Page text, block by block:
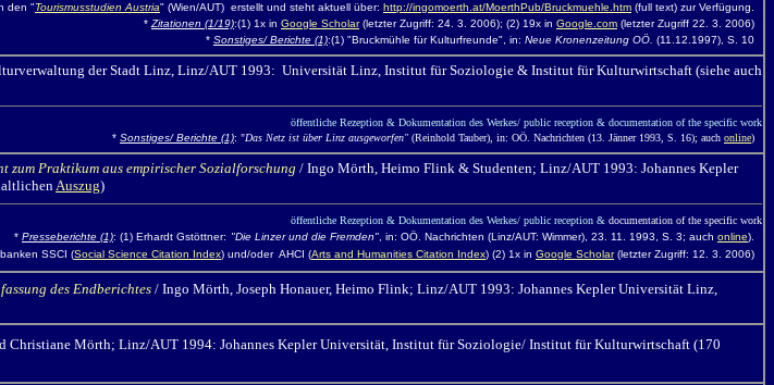
den "Tourismusstudien Austria" (Wien/AUT) erstellt und steht aktuell über: http://ingomoerth.at/MoerthPub/Bruckmuehle.htm (full text) zur Verfügung.
* Zitationen (1/19):(1) 1x in Google Scholar(letzter Zugriff: 24. 3. 2006); (2) 19x in Google.com (letzter Zugriff 22. 3. 2006)
* Sonstiges/ Berichte (1):(1) "Bruckmühle für Kulturfreunde", in: Neue Kronenzeitung OÖ. (11.12.1997), S. 10
der Stadt Linz, Linz/AUT 1993: Universität Linz, Institut für Soziologie & Institut für Kulturwirtschaft (siehe auch
öffentliche Rezeption & Dokumentation des Werkes/ public reception & documentation of the specific work
* Sonstiges/ Berichte (1): "Das Netz ist über Linz ausgeworfen" (Reinhold Tauber), in: OÖ. Nachrichten (13. Jänner 1993, S. 16); auch online)
zum Praktikum aus empirischer Sozialforschung / Ingo Mörth, Heimo Flink & Studenten; Linz/AUT 1993: Johannes Kepler
Auszug)
öffentliche Rezeption & Dokumentation des Werkes/ public reception & documentation of the specific work
* Presseberichte (1): (1) Erhardt Gstöttner: "Die Linzer und die Fremden" in: OÖ. Nachrichten (Linz/AUT: Wimmer), 23. 11. 1993, S. 3; auch online).
SSCI (Social Science Citation Index) und/oder AHCI (Arts and Humanities Citation Index) (2) 1x in Google Scholar(letzter Zugriff: 12. 3. 2006)
des Endberichtes/ Ingo Mörth, Joseph Honauer, Heimo Flink; Linz/AUT 1993: Johannes Kepler Universität Linz,
Christiane Mörth; Linz/AUT 1994: Johannes Kepler Universität, Institut für Soziologie/ Institut für Kulturwirtschaft (170